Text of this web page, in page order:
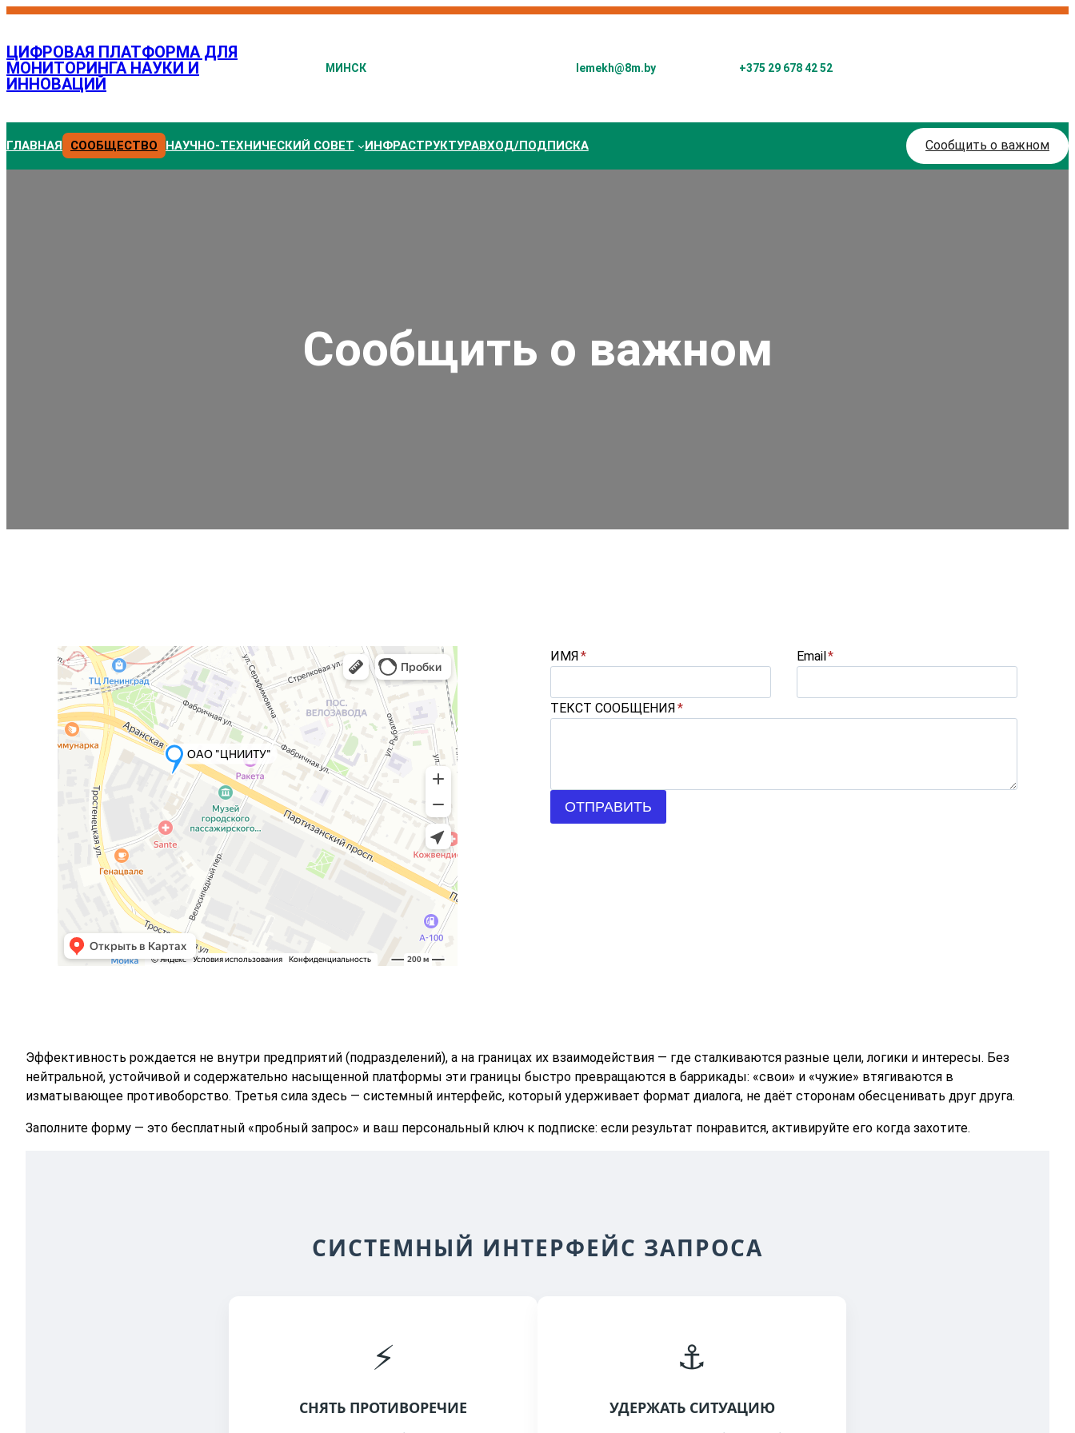
Перейти
содержимому
ЦИФРОВАЯ ПЛАТФОРМА ДЛЯ
МОНИТОРИНГА НАУКИ И
ИННОВАЦИЙ
МИНСК lemekh@8m.by +375 29 678 42 52
ГЛАВНАЯ СООБЩЕСТВО НАУЧНО-ТЕХНИЧЕСКИЙ СОВЕТ ИНФРАСТРУКТУРАВХОД/ПОДПИСКА Сообщить о важном
Сообщить о важном
ИМЯ* Email*
ТЕКСТ СООБЩЕНИЯ*
ОТПРАВИТЬ
Эффективность рождается не внутри предприятий (подразделений), а на границах их взаимодействия — где сталкиваются разные цели, логики и интересы. Без
нейтральной, устойчивой и содержательно насыщенной платформы эти границы быстро превращаются в баррикады: «свои» и «чужие» втягиваются в
изматывающее противоборство. Третья сила здесь — системный интерфейс, который удерживает формат диалога, не даёт сторонам обесценивать друг друга.
Заполните форму — это бесплатный «пробный запрос» и ваш персональный ключ к подписке: если результат понравится, активируйте его когда захотите.
СИСТЕМНЫЙ ИНТЕРФЕЙС ЗАПРОСА
⚡
СНЯТЬ ПРОТИВОРЕЧИЕ
⚓
УДЕРЖАТЬ СИТУАЦИЮ